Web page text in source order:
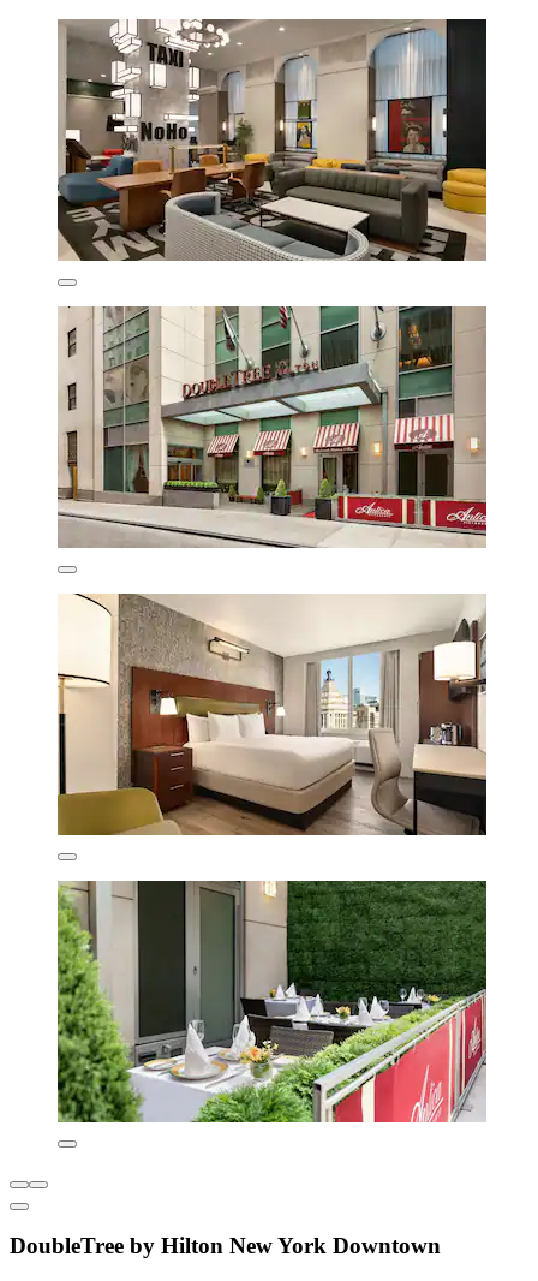
DoubleTree by Hilton New York Downtown